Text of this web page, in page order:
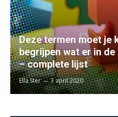
Deze termen moet je
begrijpen wat er in
– complete lijst
Ella Ster 3 april 2020